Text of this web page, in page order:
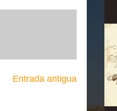
Entrada antigua